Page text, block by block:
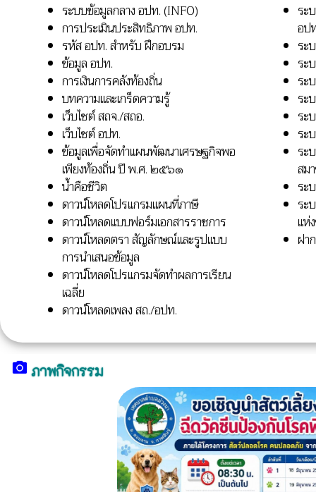
ระบบข้อมูลกลาง อปท. (INFO)
การประเมินประสิทธิภาพ อปท.
รหัส อปท. สำหรับ ฝึกอบรม
ข้อมูล อปท.
การเงินการคลังท้องถิ่น
บทความและเกร็ดความรู้
เว็บไซต์ สถจ./สถอ.
เว็บไซต์ อปท.
ข้อมูลเพื่อจัดทำแผนพัฒนาเศรษฐกิจพอ
เพียงท้องถิ่น ปี พ.ศ. ๒๕๖๑
น้ำคือชีวิต
ดาวน์โหลดโปรแกรมแผนที่ภาษี
ดาวน์โหลดแบบฟอร์มเอกสารราชการ
ดาวน์โหลดตรา สัญลักษณ์และรูปแบบ
การนำเสนอข้อมูล
ดาวน์โหลดโปรแกรมจัดทำผลการเรียน
เฉลี่ย
ดาวน์โหลดเพลง สถ./อปท.
ระ
อป
ระ
ระ
ระ
ระ
ระ
ระ
ระ
สม
ระ
ระ
แห่
ฝา
camera_alt ภาพกิจกรรม